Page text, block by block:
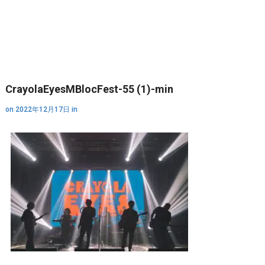
CrayolaEyesMBlocFest-55 (1)-min
on 2022年12月17日 in